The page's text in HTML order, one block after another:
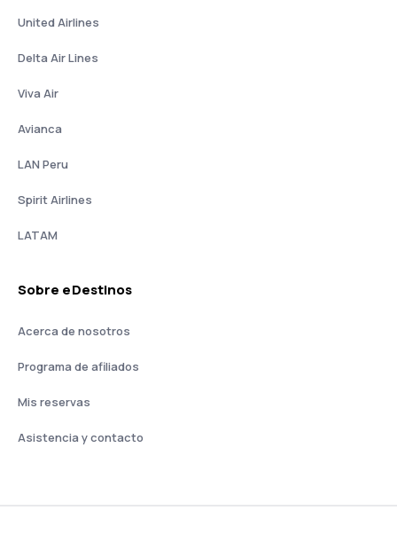
United Airlines
Delta Air Lines
Viva Air
Avianca
LAN Peru
Spirit Airlines
LATAM
Sobre eDestinos
Acerca de nosotros
Programa de afiliados
Mis reservas
Asistencia y contacto